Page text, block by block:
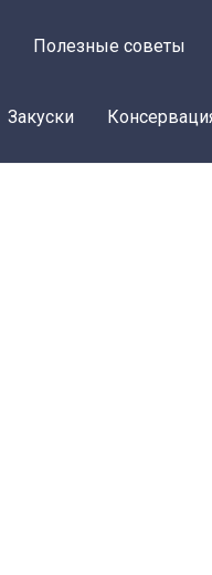
Полезные советы
Закуски